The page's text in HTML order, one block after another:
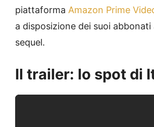
piattaforma Amazon Prime
a disposizione dei suoi abbonati
sequel.
Il trailer: lo spot di